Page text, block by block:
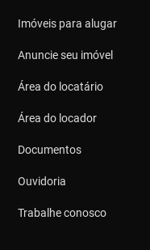
Imóveis para alugar
Anuncie seu imóvel
Área do locatário
Área do locador
Documentos
Ouvidoria
Trabalhe conosco